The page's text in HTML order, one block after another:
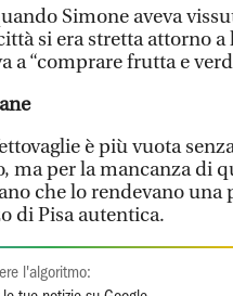
Simone aveva
si era stretta attorno
a “comprare frutta e
è più vuota
ma per la mancanza di
che lo rendevano una
di Pisa autentica.
l'algoritmo: